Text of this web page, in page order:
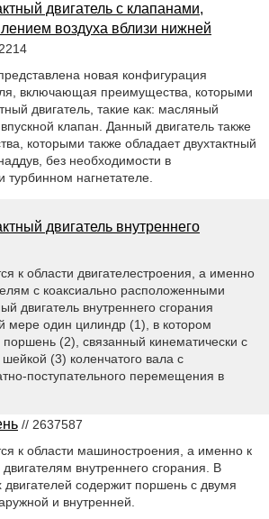
двигатель с клапанами,
воздуха вблизи нижней
новая конфигурация
включающая преимущества, которыми
двигатель, такие как: масляный
клапан. Данный двигатель также
которыми также обладает двухтактный
без необходимости в
турбинном нагнетателе.
двигатель внутреннего
к области двигателестроения, а именно
с коаксиально расположенными
двигатель внутреннего сгорания
мере один цилиндр (1), в котором
(2), связанный кинематически с
(3) коленчатого вала с
поступательного перемещения в
// 2637587
к области машиностроения, а именно к
внутреннего сгорания. В
двигателей содержит поршень с двумя
и внутренней.